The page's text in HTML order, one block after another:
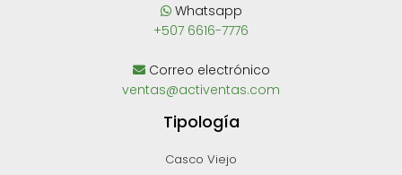
Whatsapp
+507 6616-7776
Correo electrónico
ventas@activentas.com
Tipología
Casco Viejo